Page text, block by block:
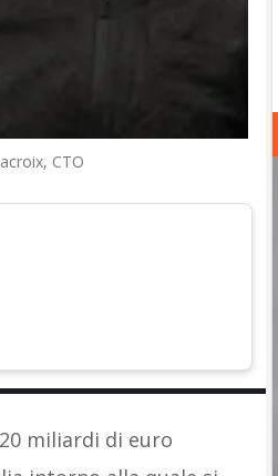
CTO
miliardi di euro